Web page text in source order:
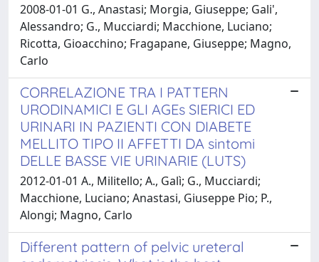
2008-01-01 G., Anastasi; Morgia, Giuseppe; Gali',
Alessandro; G., Mucciardi; Macchione, Luciano;
Ricotta, Gioacchino; Fragapane, Giuseppe; Magno,
Carlo
CORRELAZIONE TRA I PATTERN
URODINAMICI E GLI AGEs SIERICI ED
URINARI IN PAZIENTI CON DIABETE
MELLITO TIPO II AFFETTI DA sintomi
DELLE BASSE VIE URINARIE (LUTS)
2012-01-01 A., Militello; A., Galì; G., Mucciardi;
Macchione, Luciano; Anastasi, Giuseppe Pio; P.,
Alongi; Magno, Carlo
Different pattern of pelvic ureteral